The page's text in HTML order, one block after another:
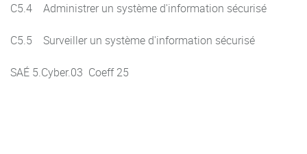
C5.4 Administrer un système d'information sécurisé
C5.5 Surveiller un système d'information sécurisé
SAÉ 5.Cyber.03 Coeff 25